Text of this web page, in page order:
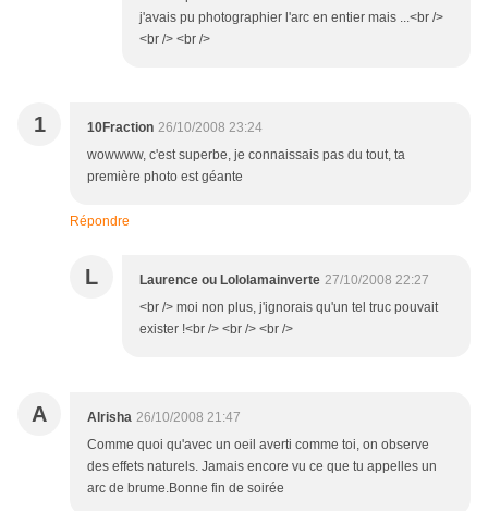
j'avais pu photographier l'arc en entier mais ...<br />
<br /> <br />
1 10Fraction 26/10/2008 23:24
wowwww, c'est superbe, je connaissais pas du tout, ta
première photo est géante
Répondre
L Laurence ou Lololamainverte 27/10/2008 22:27
<br /> moi non plus, j'ignorais qu'un tel truc pouvait
exister !<br /> <br /> <br />
A Alrisha 26/10/2008 21:47
Comme quoi qu'avec un oeil averti comme toi, on observe
des effets naturels. Jamais encore vu ce que tu appelles un
arc de brume.Bonne fin de soirée